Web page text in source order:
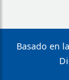
Basado en